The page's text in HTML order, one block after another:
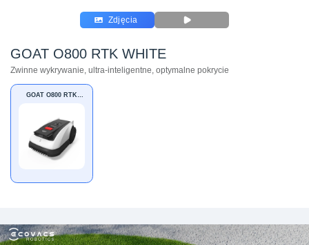
Zdjęcia
GOAT O800 RTK WHITE
Zwinne wykrywanie, ultra-inteligentne, optymalne pokrycie
GOAT O800 RTK